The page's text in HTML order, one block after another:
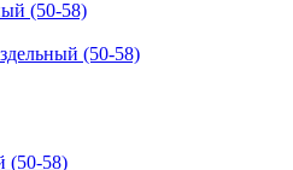
(50-58)
(50-58)